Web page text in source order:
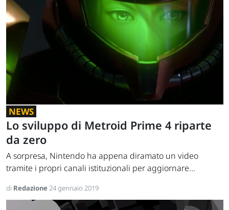
NEWS
Lo sviluppo di Metroid Prime 4 riparte
da zero
A sorpresa, Nintendo ha appena diramato un video
tramite i propri canali istituzionali per aggiornare...
di Redazione24 gennaio 2019